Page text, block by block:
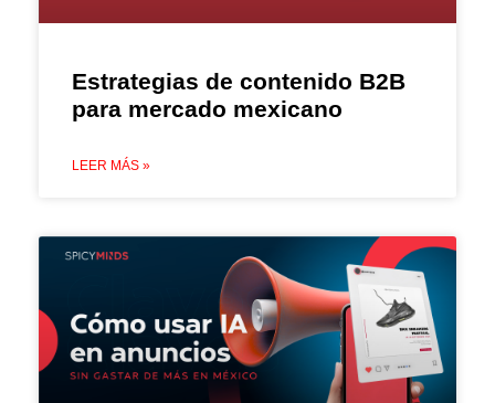
Estrategias de contenido B2B
para mercado mexicano
LEER MÁS »